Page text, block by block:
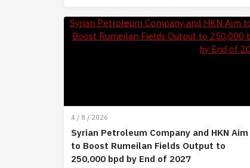
4 / 8 / 2026
Syrian Petroleum Company and HKN Aim
to Boost Rumeilan Fields Output to
250,000 bpd by End of 2027